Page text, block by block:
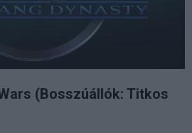
(Bosszúállók: Titkos